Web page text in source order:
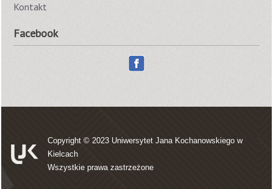
Kontakt
Facebook
Copyright © 2023 Uniwersytet Jana Kochanowskiego w
Kielcach
Wszystkie prawa zastrzeżone